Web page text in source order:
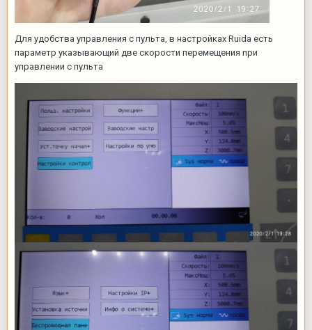
Для удобства управления с пульта, в настройках Ruida есть
параметр указывающий две скорости перемещения при
управлении с пульта